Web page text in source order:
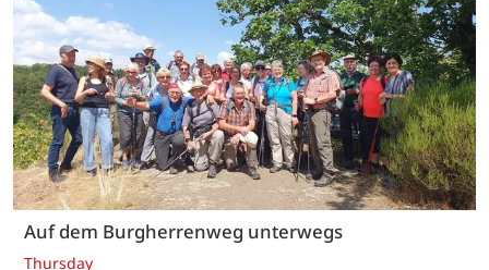
Auf dem Burgherrenweg unterwegs
Thursday